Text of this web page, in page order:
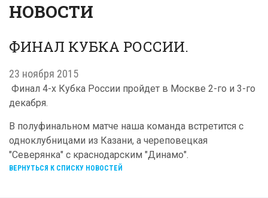
НОВОСТИ
ФИНАЛ КУБКА РОССИИ.
23 ноября 2015
Финал 4-х Кубка России пройдет в Москве 2-го и 3-го
декабря.
В полуфинальном матче наша команда встретится с
одноклубницами из Казани, а череповецкая
"Северянка" с краснодарским "Динамо".
ВЕРНУТЬСЯ К СПИСКУ НОВОСТЕЙ